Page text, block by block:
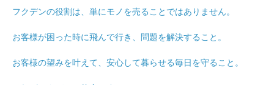
フクデンの役割は、単にモノを売ることではありません。
お客様が困った時に飛んで行き、問題を解決すること。
お客様の望みを叶えて、安心して暮らせる毎日を守ること。